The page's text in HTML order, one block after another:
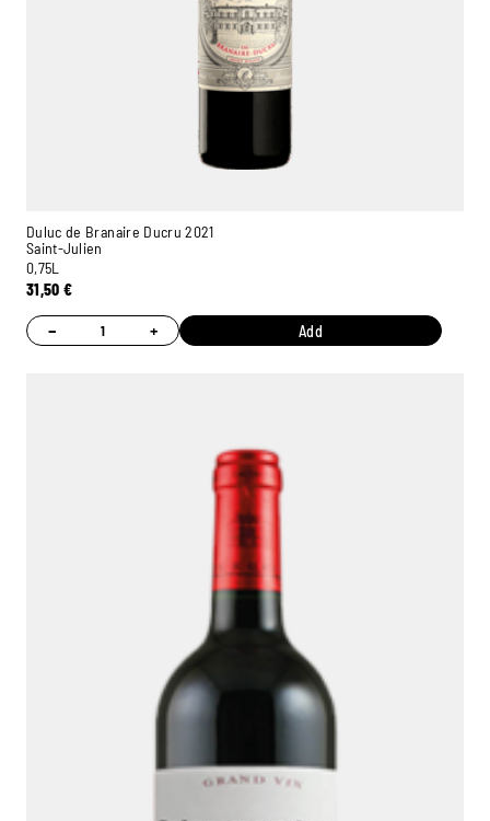
Duluc de Branaire Ducru 2021
Saint-Julien
0,75L
31,50€
− + Add